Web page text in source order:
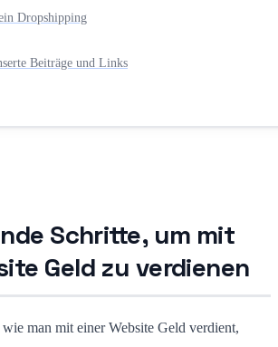
Dropshipping
Beiträge und Links
Schritte, um mit
Geld zu verdienen
man mit einer Website Geld verdient,